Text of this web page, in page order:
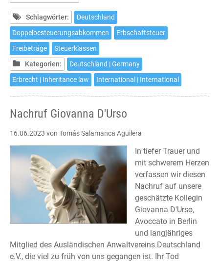
Erbschaftsteuer
Schlagwörter:
Deutschland
Doppelbesteuerungsabkommen
Erbschaftsteuer
Freibeträge
Steuerklassen
Kategorien:
Deutschland | Germany
Erbrecht | Inheritance law
International | International
Nachruf Giovanna D'Urso
16.06.2023 von Tomás Salamanca Aguilera
In tiefer Trauer und
mit schwerem Herzen
verfassen wir diesen
Nachruf auf unsere
geschätzte Kollegin
Giovanna D'Urso,
Avoccato in Berlin
und langjähriges
Mitglied des Ausländischen Anwaltvereins Deutschland
e.V., die viel zu früh von uns gegangen ist. Ihr Tod